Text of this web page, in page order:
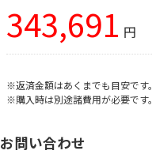
343,691 円
※返済金額はあくまでも目安です。
※購入時は別途諸費用が必要です。
お問い合わせ